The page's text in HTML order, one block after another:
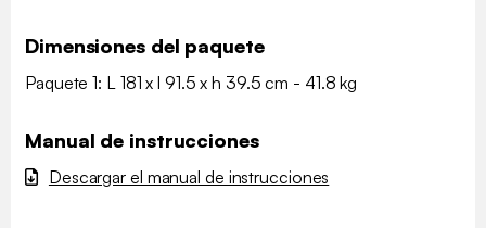
Dimensiones del paquete
Paquete 1: L 181 x l 91.5 x h 39.5 cm - 41.8 kg
Manual de instrucciones
Descargar el manual de instrucciones